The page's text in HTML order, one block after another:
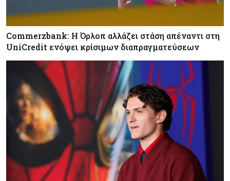
Commerzbank: Η Όρλοπ αλλάζει στάση απέναντι στη
UniCredit ενόψει κρίσιμων διαπραγματεύσεων